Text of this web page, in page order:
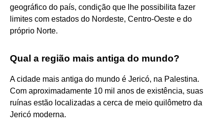
geográfico do país, condição que lhe possibilita fazer
limites com estados do Nordeste, Centro-Oeste e do
próprio Norte.
Qual a região mais antiga do mundo?
A cidade mais antiga do mundo é Jericó, na Palestina.
Com aproximadamente 10 mil anos de existência, suas
ruínas estão localizadas a cerca de meio quilômetro da
Jericó moderna.